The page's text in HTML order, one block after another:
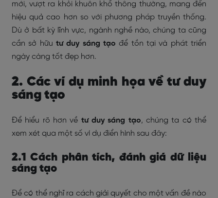
mới, vượt ra khỏi khuôn khổ thông thường, mang đến
hiệu quả cao hơn so với phương pháp truyền thống.
Dù ở bất kỳ lĩnh vực, ngành nghề nào, chúng ta cũng
cần sở hữu tư duy sáng tạo để tồn tại và phát triển
ngày càng tốt đẹp hơn.
2. Các ví dụ minh họa về tư duy
sáng tạo
Để hiểu rõ hơn về tư duy sáng tạo, chúng ta có thể
xem xét qua một số ví dụ điển hình sau đây:
2.1 Cách phân tích, đánh giá dữ liệu
sáng tạo
Để có thể nghĩ ra cách giải quyết cho một vấn đề nào